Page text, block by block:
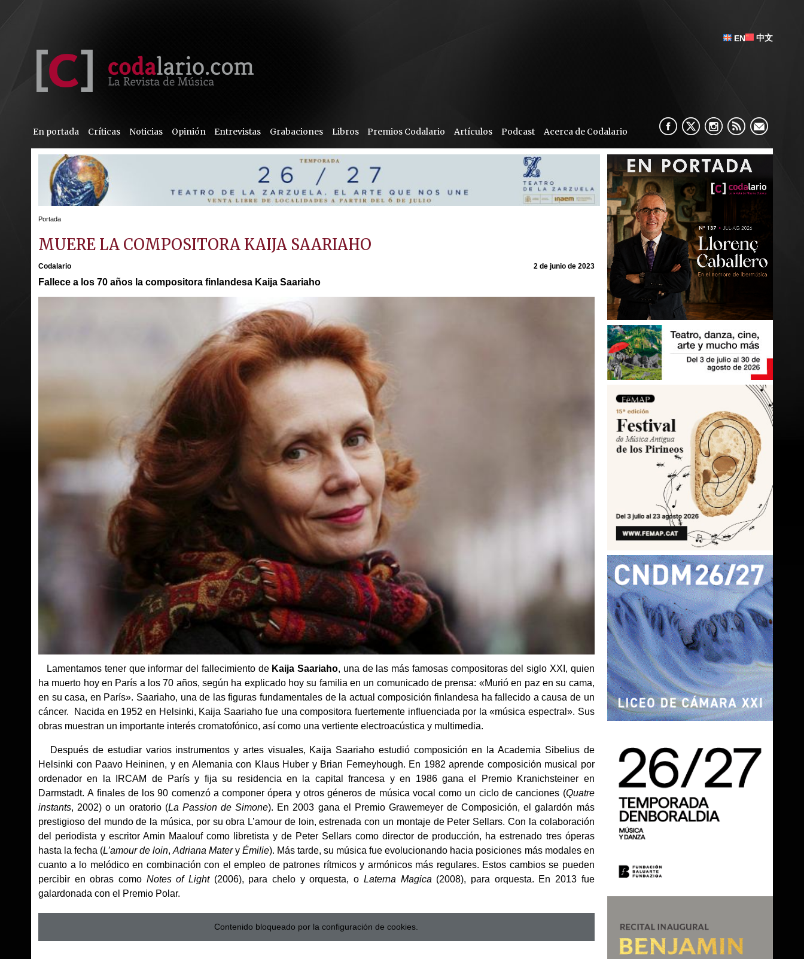
EN 中文
En portada Críticas Noticias Opinión Entrevistas Grabaciones Libros Premios Codalario Artículos Podcast Acerca de Codalario
Portada
MUERE LA COMPOSITORA KAIJA SAARIAHO
Codalario 2 de junio de 2023
Fallece a los 70 años la compositora finlandesa Kaija Saariaho
Lamentamos tener que informar del fallecimiento deKaija Saariaho, una de las más famosas compositoras del siglo XXI, quien
ha muerto hoy en París a los 70 años, según ha explicado hoy su familia en un comunicado de prensa: «Murió en paz en su cama,
en su casa, en París». Saariaho, una de las figuras fundamentales de la actual composición finlandesa ha fallecido a causa de un
cáncer. Nacida en 1952 en Helsinki, Kaija Saariaho fue una compositora fuertemente influenciada por la «música espectral». Sus
obras muestran un importante interés cromatofónico, así como una vertiente electroacústica y multimedia.
Después de estudiar varios instrumentos y artes visuales, Kaija Saariaho estudió composición en la Academia Sibelius de
Helsinki con Paavo Heininen, y en Alemania con Klaus Huber y Brian Ferneyhough. En 1982 aprende composición musical por
ordenador en la IRCAM de París y fija su residencia en la capital francesa y en 1986 gana el Premio Kranichsteiner en
Darmstadt. A finales de los 90 comenzó a componer ópera y otros géneros de música vocal como un ciclo de canciones (Quatre
instants, 2002) o un oratorio (La Passion de Simone). En 2003 gana el Premio Grawemeyer de Composición, el galardón más
prestigioso del mundo de la música, por su obra L’amour de loin, estrenada con un montaje de Peter Sellars. Con la colaboración
del periodista y escritor Amin Maalouf como libretista y de Peter Sellars como director de producción, ha estrenado tres óperas
hasta la fecha (L’amour de loin,Adriana MateryÉmilie). Más tarde, su música fue evolucionando hacia posiciones más modales en
cuanto a lo melódico en combinación con el empleo de patrones rítmicos y armónicos más regulares. Estos cambios se pueden
percibir en obras como Notes of Light(2006), para chelo y orquesta, o Laterna Magica (2008), para orquesta. En 2013 fue
galardonada con el Premio Polar.
Contenido bloqueado por la configuración de cookies.